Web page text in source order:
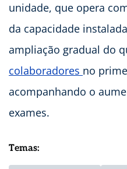
unidade, que opera
da capacidade
ampliação gradual do
colaboradores no
acompanhando o
exames.
Temas: